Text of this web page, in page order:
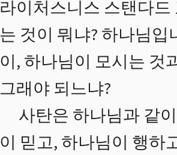
라이처스니스 스탠다드
는 것이 뭐냐? 하나님
이, 하나님이 모시는 것
그래야 되느냐?
사탄은 하나님과 같
이 믿고, 하나님이 행하